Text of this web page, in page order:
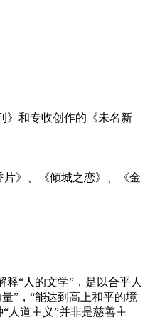
》和专收创作的《未名新
》、《倾城之恋》、《金
“人的文学”，是以合乎人
”，“能达到高上和平的境
人道主义”并非是慈善主